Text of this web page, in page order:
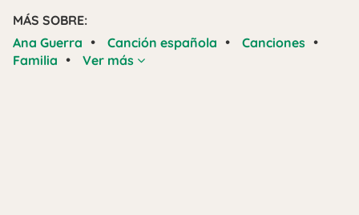
MÁS SOBRE:
Ana Guerra • Canción española • Canciones •
Familia • Ver más